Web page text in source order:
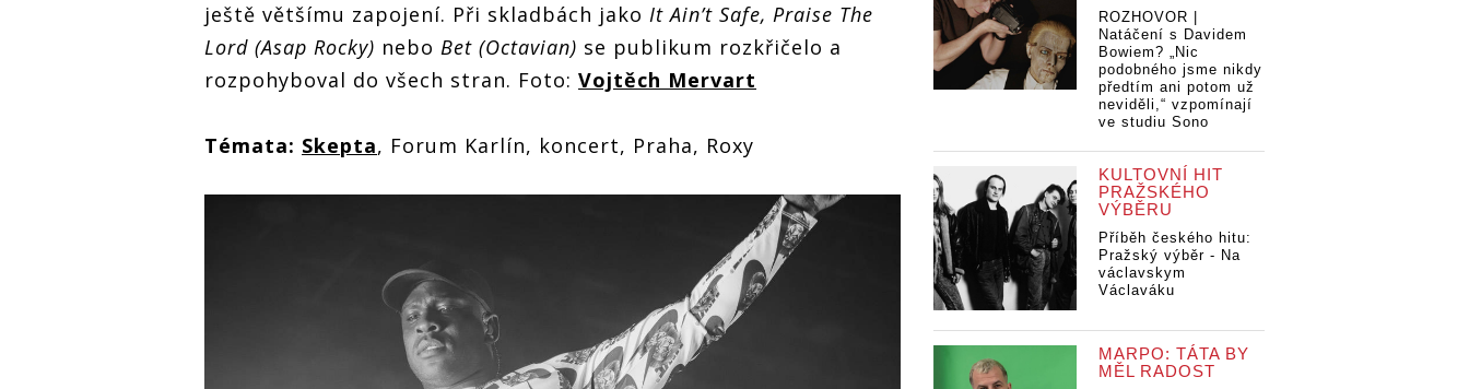
ještě většímu zapojení. Při skladbách jako It Ain’t Safe, Praise The
Lord (Asap Rocky) nebo Bet (Octavian) se publikum rozkřičelo a
rozpohyboval do všech stran. Foto: Vojtěch Mervart
Témata: Skepta, Forum Karlín, koncert, Praha, Roxy
ROZHOVOR |
Natáčení s Davidem
Bowiem? „Nic
podobného jsme nikdy
předtím ani potom už
neviděli,“ vzpomínají
ve studiu Sono
KULTOVNÍ HIT
PRAŽSKÉHO
VÝBĚRU
Příběh českého hitu:
Pražský výběr - Na
václavskym
Václaváku
MARPO: TÁTA BY
MĚL RADOST